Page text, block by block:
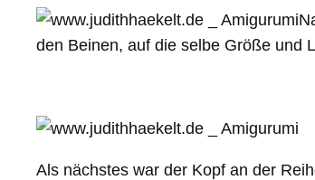
den Beinen, auf die selbe Größe und
Als nächstes war der Kopf an der